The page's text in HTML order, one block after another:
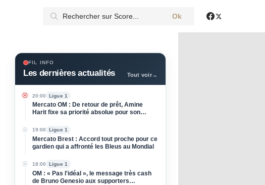
Ok
FIL INFO
Les dernières actualités Tout voir→
20:00 Ligue 1
Mercato OM : De retour de prêt, Amine
Harit fixe sa priorité absolue pour son
19:00 Ligue 1
Mercato Brest : Accord tout proche pour ce
gardien qui a affronté les Bleus au Mondial
18:00 Ligue 1
OM : « Pas l'idéal », le message très cash
de Bruno Genesio aux supporters